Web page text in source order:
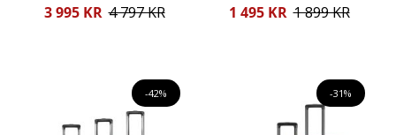
Reducerat
3 995 KR 4 797 KR
Reducerat
1 495 KR 1 899 KR
-42% -31%